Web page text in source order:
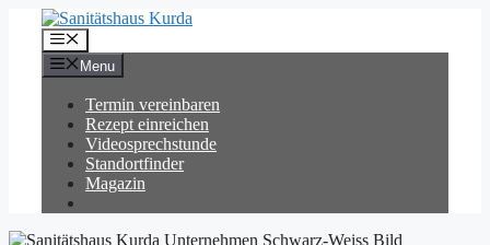
Inhalt
springen
Menü
Menu
Termin vereinbaren
Rezept einreichen
Videosprechstunde
Standortfinder
Magazin